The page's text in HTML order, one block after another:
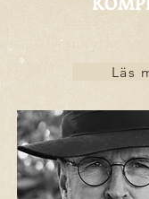
Lördag 19
Läs